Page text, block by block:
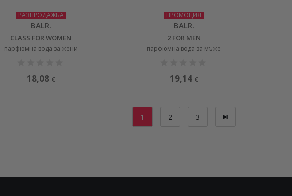
РАЗПРОДАЖБА
BALR.
CLASS FOR WOMEN
парфюмна вода за жени
18,08 €
ПРОМОЦИЯ
BALR.
2 FOR MEN
парфюмна вода за мъже
19,14 €
1 2 3